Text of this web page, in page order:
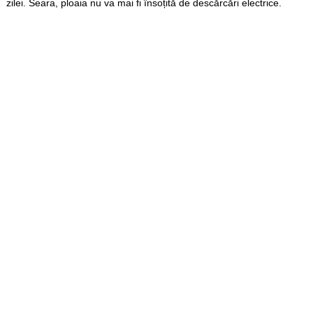
zilei. Seara, ploaia nu va mai fi însoțită de descărcări electrice.